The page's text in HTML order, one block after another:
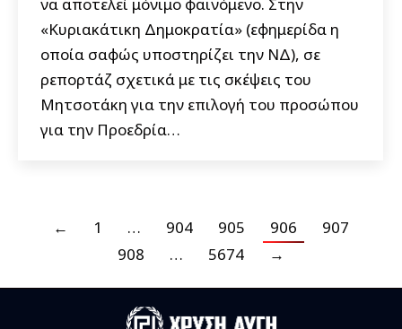
«Κυριακάτικη Δημοκρατία» (εφημερίδα η
οποία σαφώς υποστηρίζει την ΝΔ), σε
ρεπορτάζ σχετικά με τις σκέψεις του
Μητσοτάκη για την επιλογή του προσώπου
για την Προεδρία…
← 1 … 904 905 906
907
908
… 5674 →